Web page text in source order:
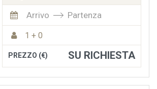
Arrivo Partenza
1 + 0
PREZZO (€) SU RICHIESTA